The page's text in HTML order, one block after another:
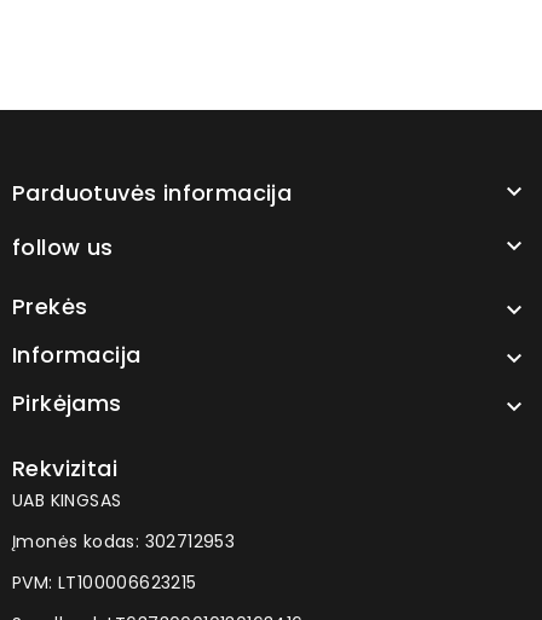
Parduotuvės informacija 
follow us 
Prekės 
Informacija 
Pirkėjams 
Rekvizitai
UAB KINGSAS
Įmonės kodas: 302712953
PVM: LT100006623215